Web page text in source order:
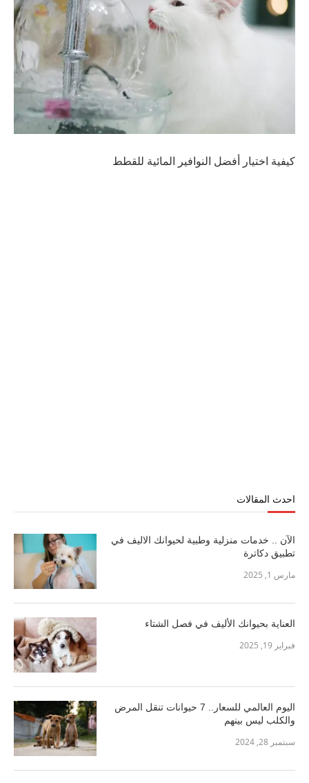
كيفية اختيار أفضل النوافير المائية للقطط
احدث المقالات
الآن .. خدمات منزلية وطبية لحيوانك الاليف في
تطبيق دكاترة
مارس 1, 2025
العناية بحيوانك الأليف في فصل الشتاء
فبراير 19, 2025
اليوم العالمي للسعار.. 7 حيوانات تنقل المرض
والكلب ليس بينهم
سبتمبر 28, 2024